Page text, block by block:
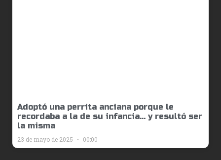
Adoptó una perrita anciana porque le
recordaba a la de su infancia… y resultó ser
la misma
23 de mayo de 2025 00:00